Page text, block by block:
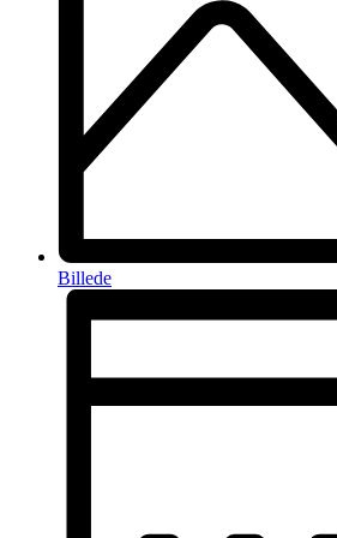
Billede